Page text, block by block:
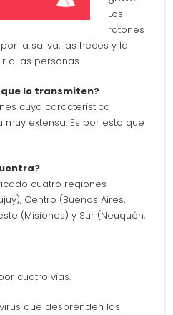
Los
ratones
la saliva, las heces y la
a las personas.
que lo transmiten?
cuya característica
extensa. Es por esto que
cuatro regiones
Centro (Buenos Aires,
(Misiones) y Sur (Neuquén,
cuatro vías.
que desprenden las